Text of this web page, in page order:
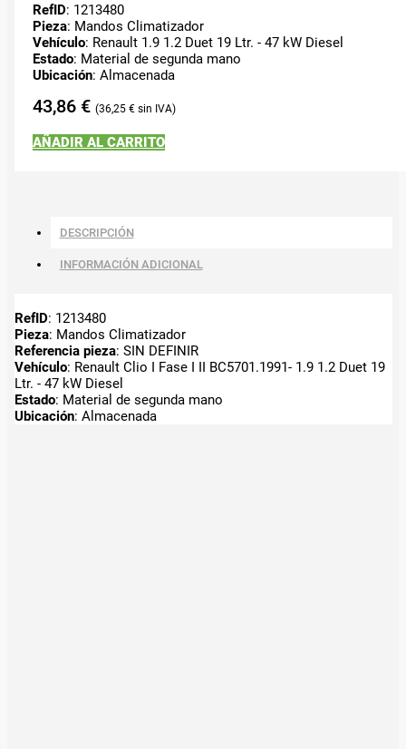
RefID: 1213480
Pieza: Mandos Climatizador
Vehículo: Renault 1.9 1.2 Duet 19 Ltr. - 47 kW Diesel
Estado: Material de segunda mano
Ubicación: Almacenada
43,86 € 36,25 €
AÑADIR AL CARRITO
DESCRIPCIÓN
INFORMACIÓN ADICIONAL
RefID: 1213480
Pieza: Mandos Climatizador
Referencia pieza: SIN DEFINIR
Vehículo: Renault Clio I Fase I II BC5701.1991- 1.9 1.2 Duet 19
Ltr. - 47 kW Diesel
Estado: Material de segunda mano
Ubicación: Almacenada